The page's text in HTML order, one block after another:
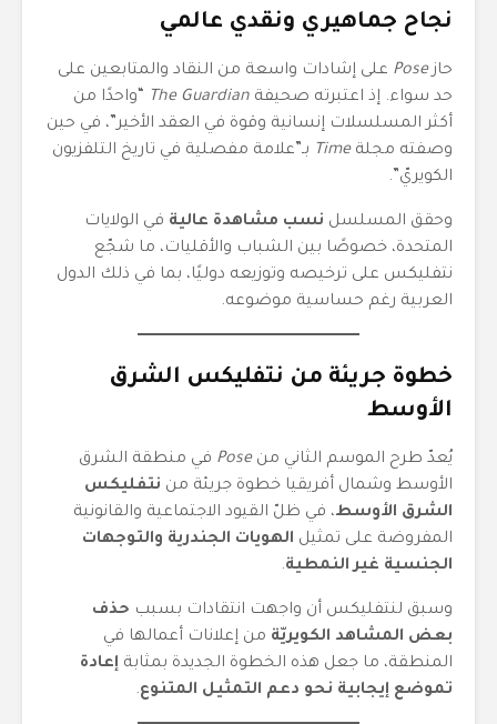
نجاح جماهيري ونقدي عالمي
حازPose على إشادات واسعة من النقاد والمتابعين على
حد سواء. إذ اعتبرته صحيفة The Guardian
“واحدًا من
أكثر المسلسلات إنسانية وقوة في العقد الأخير”، في حين
وصفته مجلةTime بـ”علامة مفصلية في تاريخ التلفزيون
الكويريّ”.
وحقق المسلسل نسب مشاهدة عالية في الولايات
المتحدة، خصوصًا بين الشباب والأقليات، ما شجّع
نتفليكس على ترخيصه وتوزيعه دوليًا، بما في ذلك الدول
العربية رغم حساسية موضوعه.
خطوة جريئة من نتفليكس الشرق
الأوسط
يُعدّ طرح الموسم الثاني منPose في منطقة الشرق
الأوسط وشمال أفريقيا خطوة جريئة من نتفليكس
الشرق الأوسط، في ظلّ القيود الاجتماعية والقانونية
المفروضة على تمثيل الهويات الجندرية والتوجهات
الجنسية غير النمطية.
وسبق لنتفليكس أن واجهت انتقادات بسبب حذف
بعض المشاهد الكويريّة من إعلانات أعمالها في
المنطقة، ما جعل هذه الخطوة الجديدة بمثابة إعادة
تموضع إيجابية نحو دعم التمثيل المتنوع.